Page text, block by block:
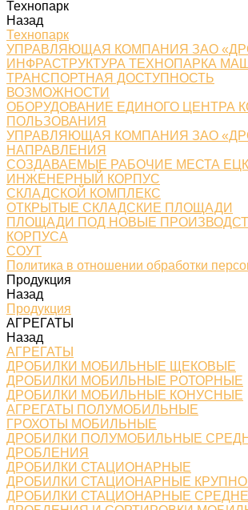
Технопарк
Назад
Технопарк
УПРАВЛЯЮЩАЯ КОМПАНИЯ ЗАО
ИНФРАСТРУКТУРА ТЕХНОПАРКА
ТРАНСПОРТНАЯ ДОСТУПНОСТЬ
ВОЗМОЖНОСТИ
ОБОРУДОВАНИЕ ЕДИНОГО ЦЕНТРА
ПОЛЬЗОВАНИЯ
УПРАВЛЯЮЩАЯ КОМПАНИЯ ЗАО
НАПРАВЛЕНИЯ
СОЗДАВАЕМЫЕ РАБОЧИЕ МЕСТА
ИНЖЕНЕРНЫЙ КОРПУС
СКЛАДСКОЙ КОМПЛЕКС
ОТКРЫТЫЕ СКЛАДСКИЕ ПЛОЩАДИ
ПЛОЩАДИ ПОД НОВЫЕ
КОРПУСА
СОУТ
Политика в отношении обработки
Продукция
Назад
Продукция
АГРЕГАТЫ
Назад
АГРЕГАТЫ
ДРОБИЛКИ МОБИЛЬНЫЕ ЩЕКОВЫЕ
ДРОБИЛКИ МОБИЛЬНЫЕ РОТОРНЫЕ
ДРОБИЛКИ МОБИЛЬНЫЕ КОНУСНЫЕ
АГРЕГАТЫ ПОЛУМОБИЛЬНЫЕ
ГРОХОТЫ МОБИЛЬНЫЕ
ДРОБИЛКИ ПОЛУМОБИЛЬНЫЕ
ДРОБЛЕНИЯ
ДРОБИЛКИ СТАЦИОНАРНЫЕ
ДРОБИЛКИ СТАЦИОНАРНЫЕ
ДРОБИЛКИ СТАЦИОНАРНЫЕ